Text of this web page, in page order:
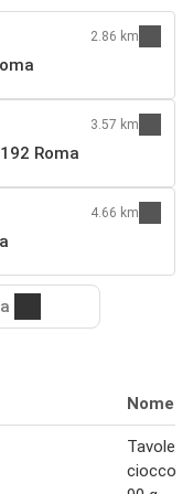
2.86 km
Roma
3.57 km
4.66 km
Nome